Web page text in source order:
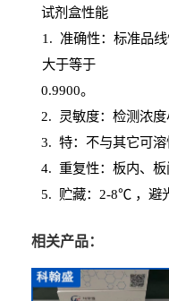
试剂盒性能
1 . 准确性：标准品
大于等于
0.9900。
2. 灵敏度：检测浓
3. 特：不与其它可溶
4. 重复性：板内、
5. 贮藏：2-8℃ ，避
相关产品：